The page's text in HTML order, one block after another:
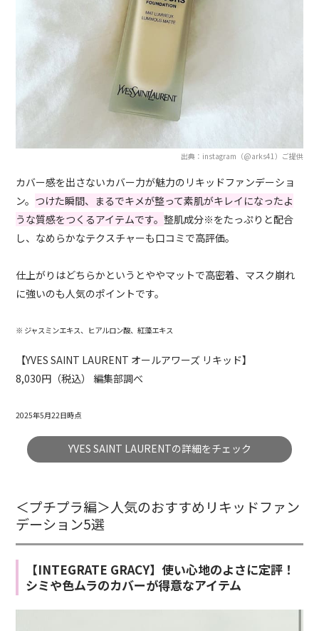
出典：instagram（@arks41）ご提供
カバー感を出さないカバー力が魅力のリキッドファンデーショ
ン。 つけた瞬間、まるでキメが整って素肌がキレイになったよ
うな質感をつくるアイテムです。整肌成分※をたっぷりと配合
し、なめらかなテクスチャーも口コミで高評価。
仕上がりはどちらかというとややマットで高密着、マスク崩れ
に強いのも人気のポイントです。
※ ジャスミンエキス、ヒアルロン酸、紅藻エキス
【YVES SAINT LAURENT オールアワーズ リキッド】
8,030円（税込） 編集部調べ
2025年5月22日時点
YVES SAINT LAURENTの詳細をチェック
＜プチプラ編＞人気のおすすめリキッドファン
デーション5選
【INTEGRATE GRACY】使い心地のよさに定評！
シミや色ムラのカバーが得意なアイテム